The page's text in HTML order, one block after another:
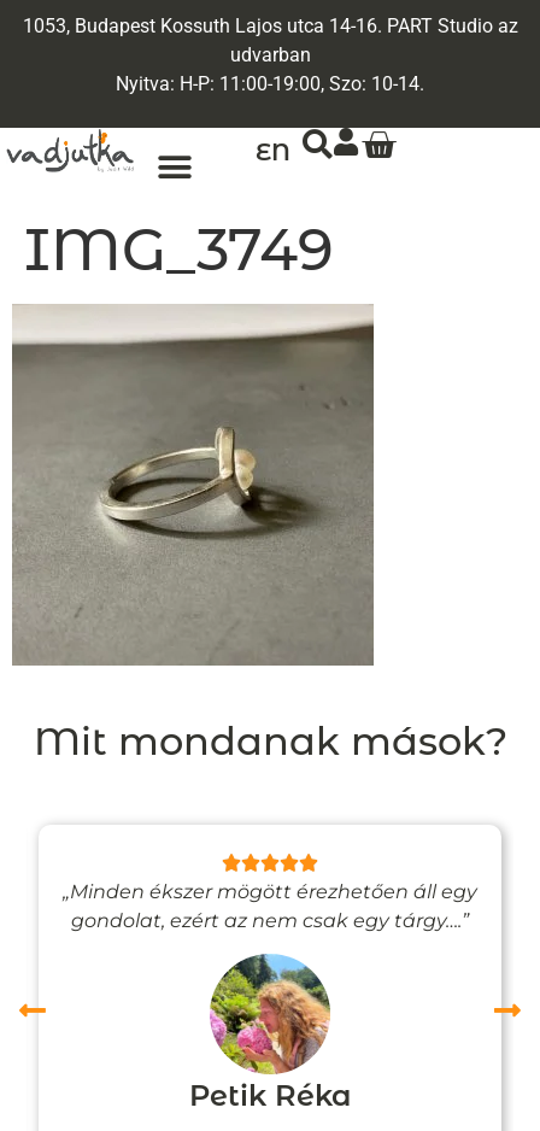
1053, Budapest Kossuth Lajos utca 14-16. PART Studio az
udvarban
Nyitva: H-P: 11:00-19:00, Szo: 10-14.
EN
IMG_3749
Mit mondanak mások?
„Minden ékszer mögött érezhetően áll egy
gondolat, ezért az nem csak egy tárgy….”
Petik Réka